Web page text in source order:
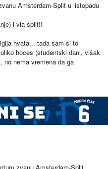
Amsterdam-Split u listopadu
i via split!!
hvata....tada sam si to
hoces (studentski dani, višak
no nema vremena da ga